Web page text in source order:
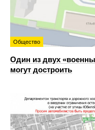
Общество
Один из двух
могут достроить